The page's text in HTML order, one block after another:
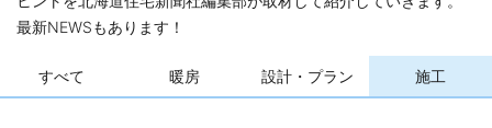
最新NEWSもあります！
すべて 暖房 設計・プラン 施工